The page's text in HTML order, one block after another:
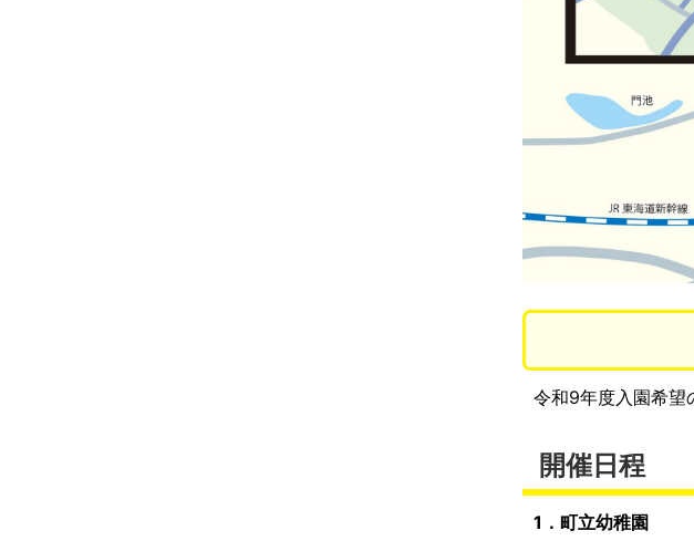
令和9年度入園希望
開催日程
1．町立幼稚園